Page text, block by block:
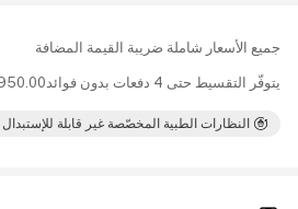
جميع الأسعار شاملة ضريبة القيمة المضافة
يتوفّر التقسيط حتى 4 دفعات بدون فوائد
النظارات الطبية المخصّصة غير قابلة للإستبدال